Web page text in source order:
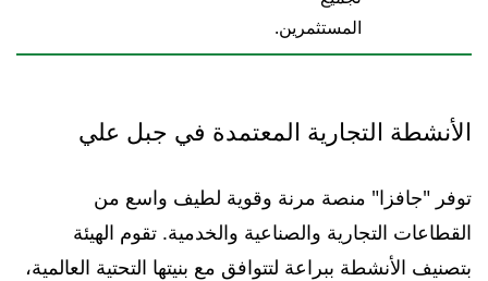
المستثمرين.
الأنشطة التجارية المعتمدة في جبل علي
توفر "جافزا" منصة مرنة وقوية لطيف واسع من
القطاعات التجارية والصناعية والخدمية. تقوم الهيئة
بتصنيف الأنشطة ببراعة لتتوافق مع بنيتها التحتية العالمية،